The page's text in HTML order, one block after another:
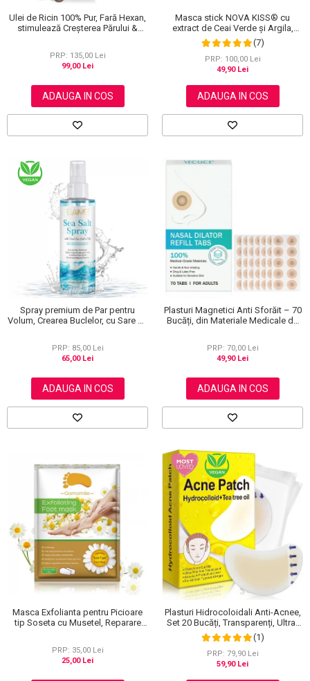
Ulei de Ricin 100% Pur, Fară Hexan,
stimulează Creșterea Părului &
PRP: 135,00 Lei
99,00 Lei
ADAUGA IN COS
Masca stick NOVA KISS® cu
extract de Ceai Verde și Argila,
impotriva Acneei, Excesului de
Sebum, Anti Puncte Negre, 40 g
(7)
PRP: 100,00 Lei
49,90 Lei
ADAUGA IN COS
Spray premium de Par pentru
Volum, Crearea Buclelor, cu Sare de
PRP: 85,00 Lei
65,00 Lei
ADAUGA IN COS
Plasturi Magnetici Anti Sforăit – 70
Bucăți, din Materiale Medicale de
PRP: 70,00 Lei
49,90 Lei
ADAUGA IN COS
Masca Exfolianta pentru Picioare
tip Soseta cu Musetel, Reparare
PRP: 35,00 Lei
25,00 Lei
Plasturi Hidrocoloidali Anti-Acnee,
Set 20 Bucăți, Transparenți, Ultra-
subțiri, Formulă Premium
(1)
PRP: 79,90 Lei
59,90 Lei